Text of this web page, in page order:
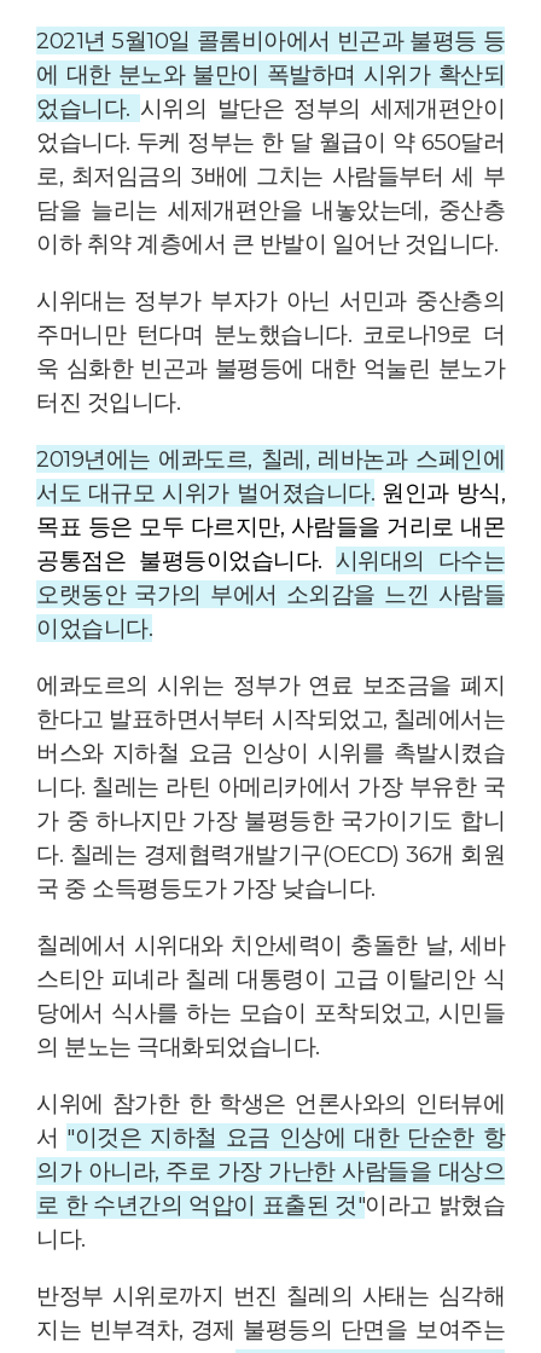
2021년 5월10일 콜롬비아에서 빈곤과 불평등 등
에 대한 분노와 불만이 폭발하며 시위가 확산되
었습니다. 시위의 발단은 정부의 세제개편안이
었습니다. 두케 정부는 한 달 월급이 약 650달러
로, 최저임금의 3배에 그치는 사람들부터 세 부
담을 늘리는 세제개편안을 내놓았는데, 중산층
이하 취약 계층에서 큰 반발이 일어난 것입니다.
시위대는 정부가 부자가 아닌 서민과 중산층의
주머니만 턴다며 분노했습니다. 코로나19로 더
욱 심화한 빈곤과 불평등에 대한 억눌린 분노가
터진 것입니다.
2019년에는 에콰도르, 칠레, 레바논과 스페인에
서도 대규모 시위가 벌어졌습니다. 원인과 방식,
목표 등은 모두 다르지만, 사람들을 거리로 내몬
공통점은 불평등이었습니다. 시위대의 다수는
오랫동안 국가의 부에서 소외감을 느낀 사람들
이었습니다.
에콰도르의 시위는 정부가 연료 보조금을 폐지
한다고 발표하면서부터 시작되었고, 칠레에서는
버스와 지하철 요금 인상이 시위를 촉발시켰습
니다. 칠레는 라틴 아메리카에서 가장 부유한 국
가 중 하나지만 가장 불평등한 국가이기도 합니
다. 칠레는 경제협력개발기구(OECD) 36개 회원
국 중 소득평등도가 가장 낮습니다.
칠레에서 시위대와 치안세력이 충돌한 날, 세바
스티안 피녜라 칠레 대통령이 고급 이탈리안 식
당에서 식사를 하는 모습이 포착되었고, 시민들
의 분노는 극대화되었습니다.
시위에 참가한 한 학생은 언론사와의 인터뷰에
서 "이것은 지하철 요금 인상에 대한 단순한 항
의가 아니라, 주로 가장 가난한 사람들을 대상으
로 한 수년간의 억압이 표출된 것"이라고 밝혔습
니다.
반정부 시위로까지 번진 칠레의 사태는 심각해
지는 빈부격차, 경제 불평등의 단면을 보여주는